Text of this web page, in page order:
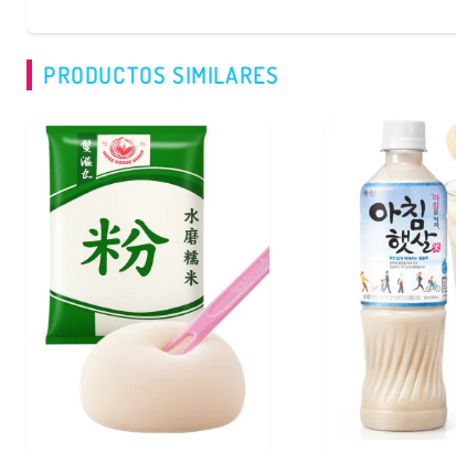
PRODUCTOS SIMILARES